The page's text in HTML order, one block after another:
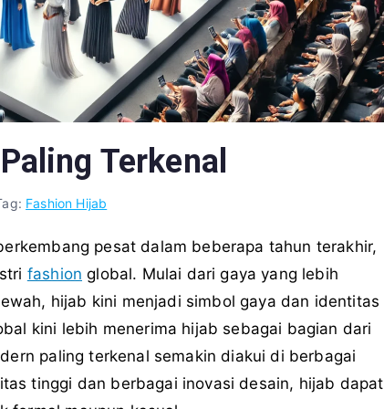
Terkenal
Fashion Hijab
pesat dalam beberapa tahun terakhir,
fashion global. Mulai dari gaya yang lebih
hijab kini menjadi simbol gaya dan identitas
kini lebih menerima hijab sebagai bagian dari
paling terkenal semakin diakui di berbagai
tinggi dan berbagai inovasi desain, hijab dapat